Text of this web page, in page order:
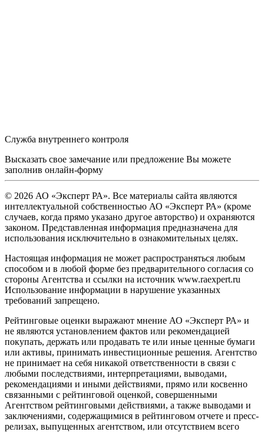
Служба внутреннего контроля
Высказать свое замечание или предложение Вы можете
заполнив онлайн-форму
© 2026 АО «Эксперт РА». Все материалы сайта являются
интеллектуальной собственностью АО «Эксперт РА» (кроме
случаев, когда прямо указано другое авторство) и охраняются
законом. Представленная информация предназначена для
использования исключительно в ознакомительных целях.
Настоящая информация не может распространяться любым
способом и в любой форме без предварительного согласия со
стороны Агентства и ссылки на источник www.raexpert.ru
Использование информации в нарушение указанных
требований запрещено.
Рейтинговые оценки выражают мнение АО «Эксперт РА» и
не являются установлением фактов или рекомендацией
покупать, держать или продавать те или иные ценные бумаги
или активы, принимать инвестиционные решения. Агентство
не принимает на себя никакой ответственности в связи с
любыми последствиями, интерпретациями, выводами,
рекомендациями и иными действиями, прямо или косвенно
связанными с рейтинговой оценкой, совершенными
Агентством рейтинговыми действиями, а также выводами и
заключениями, содержащимися в рейтинговом отчете и пресс-
релизах, выпущенных агентством, или отсутствием всего